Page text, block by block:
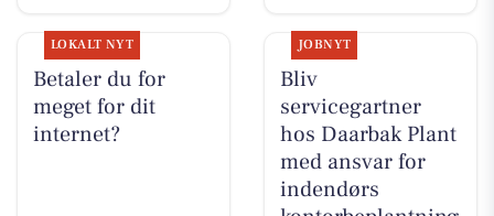
LOKALT NYT
Betaler du for
meget for dit
internet?
JOBNYT
Bliv
servicegartner
hos Daarbak Plant
med ansvar for
indendørs